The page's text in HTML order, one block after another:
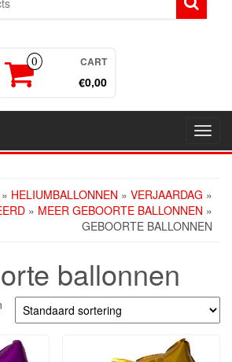
0 CART
€0,00
» HELIUMBALLONNEN » VERJAARDAG »
» MEER GEBOORTE BALLONNEN »
GEBOORTE BALLONNEN
ballonnen